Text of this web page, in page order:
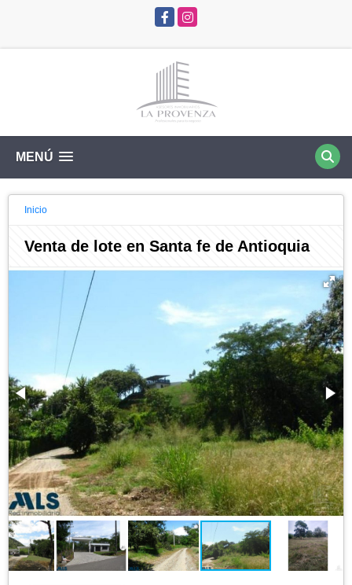
FacebookInstagram
MENÚ
Inicio
Venta de lote en Santa fe de Antioquia